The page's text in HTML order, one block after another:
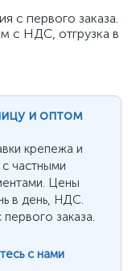
с первого заказа.
с НДС, отгрузка в
и оптом
крепежа и
частными
Цены
в день, НДС.
заказа.
с нами